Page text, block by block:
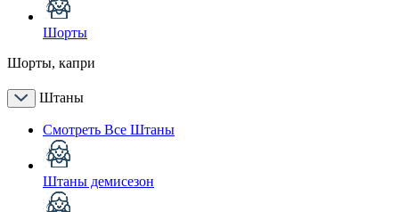
Шорты
Шорты, капри
Штаны
Смотреть Все Штаны
Штаны демисезон